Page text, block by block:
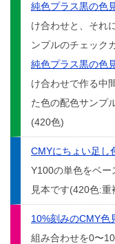
純色プラス黒の色
け合わせと、それ
ンプルのチェック
純色プラス黒の色
け合わせで作る中
た色の配色サンプ
(420色)
CMYにちょい足し
Y100の単色をベー
見本です(420色:重
10%刻みのCMY色
組み合わせを0〜